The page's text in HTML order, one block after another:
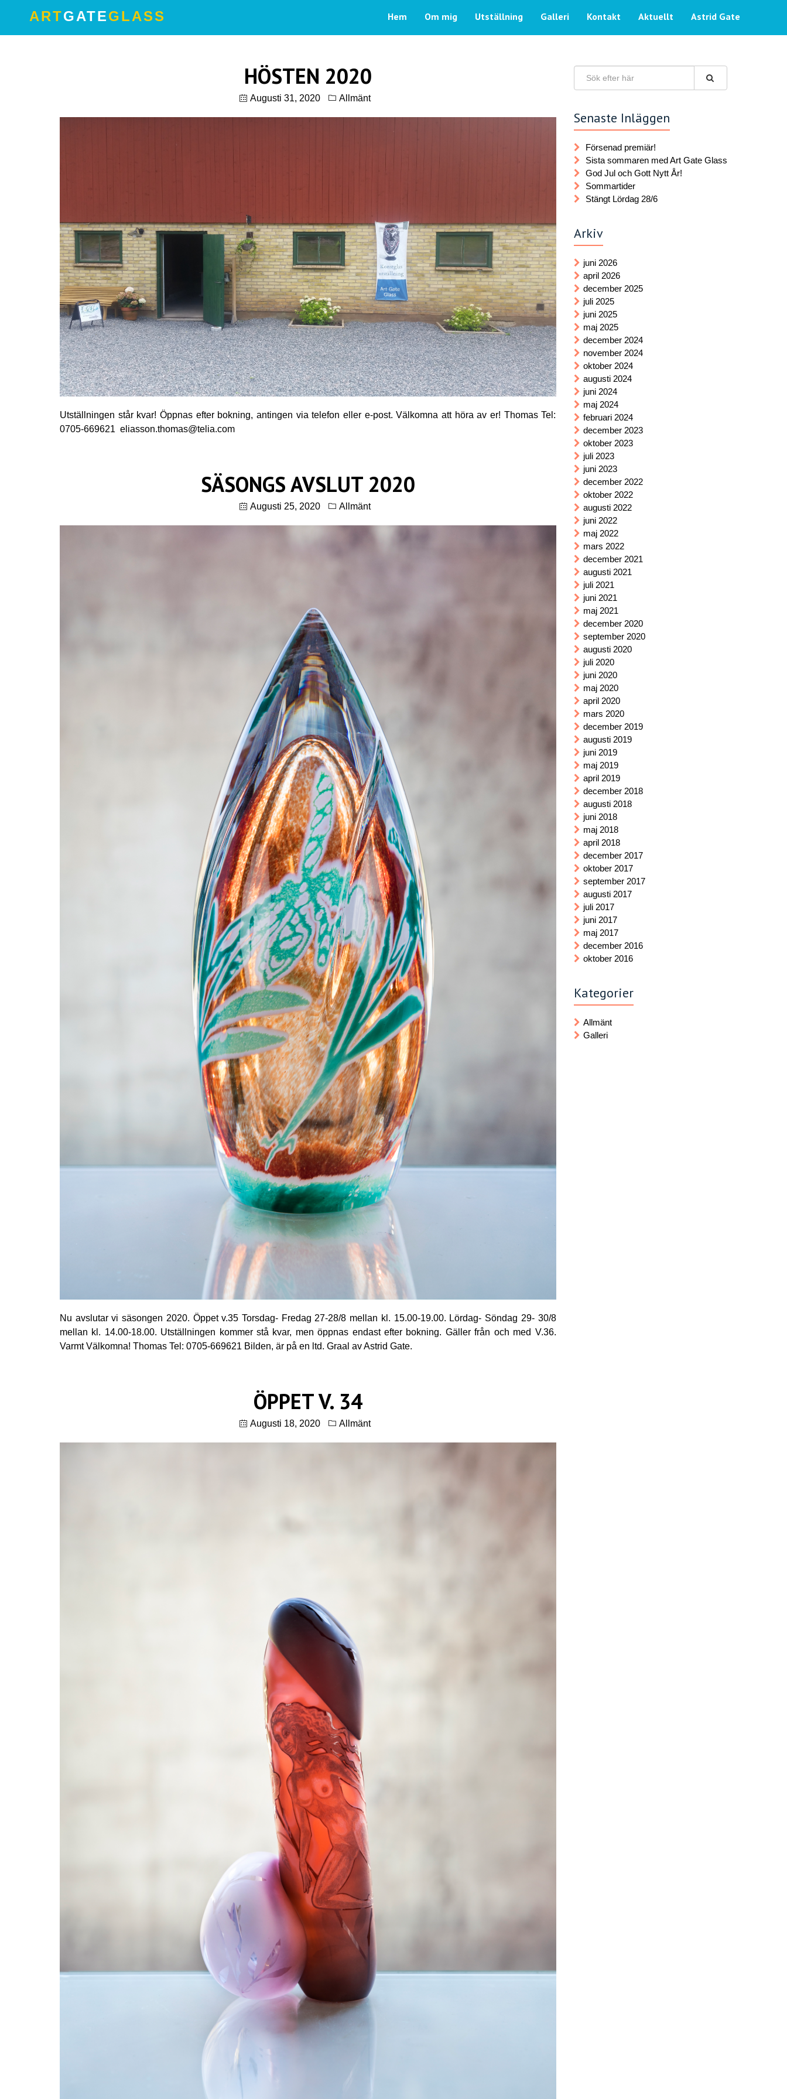
ARTGATEGLASS Hem Om mig Utställning Galleri Kontakt Aktuellt Astrid Gate
HÖSTEN 2020
Augusti 31, 2020 Allmänt
Utställningen står kvar! Öppnas efter bokning, antingen via telefon eller e-post. Välkomna att höra av er! Thomas Tel:
0705-669621 eliasson.thomas@telia.com
SÄSONGS AVSLUT 2020
Augusti 25, 2020 Allmänt
Nu avslutar vi säsongen 2020. Öppet v.35 Torsdag- Fredag 27-28/8 mellan kl. 15.00-19.00. Lördag- Söndag 29- 30/8
mellan kl. 14.00-18.00. Utställningen kommer stå kvar, men öppnas endast efter bokning. Gäller från och med V.36.
Varmt Välkomna! Thomas Tel: 0705-669621 Bilden, är på en ltd. Graal av Astrid Gate.
ÖPPET V. 34
Augusti 18, 2020 Allmänt
Senaste Inläggen
Försenad premiär!
Sista sommaren med Art Gate Glass
God Jul och Gott Nytt År!
Sommartider
Stängt Lördag 28/6
Arkiv
juni 2026
april 2026
december 2025
juli 2025
juni 2025
maj 2025
december 2024
november 2024
oktober 2024
augusti 2024
juni 2024
maj 2024
februari 2024
december 2023
oktober 2023
juli 2023
juni 2023
december 2022
oktober 2022
augusti 2022
juni 2022
maj 2022
mars 2022
december 2021
augusti 2021
juli 2021
juni 2021
maj 2021
december 2020
september 2020
augusti 2020
juli 2020
juni 2020
maj 2020
april 2020
mars 2020
december 2019
augusti 2019
juni 2019
maj 2019
april 2019
december 2018
augusti 2018
juni 2018
maj 2018
april 2018
december 2017
oktober 2017
september 2017
augusti 2017
juli 2017
juni 2017
maj 2017
december 2016
oktober 2016
Kategorier
Allmänt
Galleri